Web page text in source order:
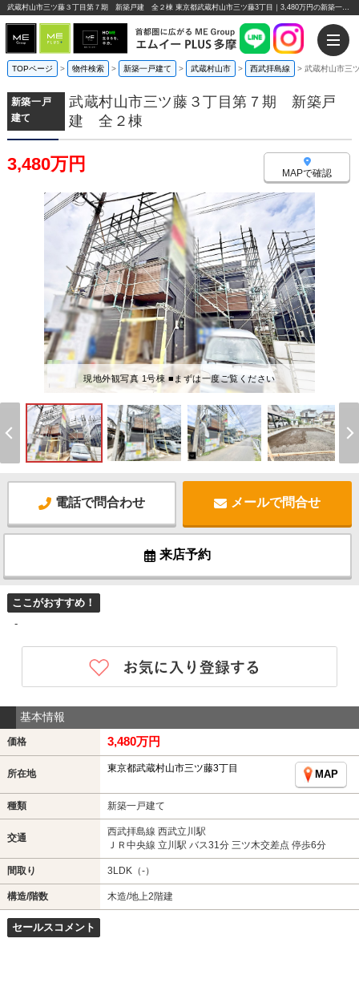
武蔵村山市三ツ藤３丁目第７期 新築戸建 全２棟 東京都武蔵村山市三ツ藤3丁目｜3,480万円の新築一戸建て｜エムイーPLUS多摩
TOPページ > 物件検索 > 新築一戸建て > 武蔵村山市 > 西武拝島線 > 武蔵村山市三
新築一戸
建て
武蔵村山市三ツ藤３丁目第７期 新築戸
建 全２棟
3,480万円 MAPで確認
現地外観写真 1号棟 ■まずは一度ご覧ください
電話で問合わせ メールで問合せ
来店予約
ここがおすすめ！
-
基本情報
価格 3,480万円
所在地 東京都武蔵村山市三ツ藤3丁目
MAP
種類 新築一戸建て
交通
西武拝島線 西武立川駅
ＪＲ中央線 立川駅 バス31分 三ツ木交差点 停歩6分
間取り 3LDK（-）
構造/階数 木造/地上2階建
セールスコメント